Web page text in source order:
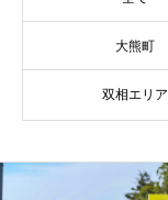
大熊町
双相エリア